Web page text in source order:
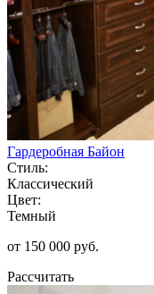
Гардеробная Байон
Стиль:
Классический
Цвет:
Темный
от 150 000 руб.
Рассчитать